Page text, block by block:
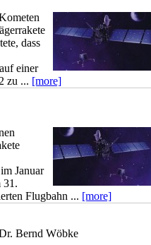
dass
einer
zu ... [more]
Januar
31.
Flugbahn ... [more]
Bernd Wöbke